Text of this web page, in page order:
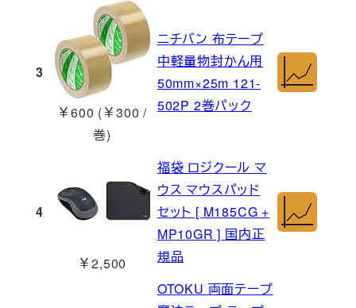
3
￥600 (￥300 /
巻)
ニチバン 布テープ
中軽量物封かん用
50mm×25m 121-
502P 2巻パック
4
￥2,500
福袋 ロジクール マ
ウス マウスパッド
セット [ M185CG +
MP10GR ] 国内正
規品
OTOKU 両面テープ